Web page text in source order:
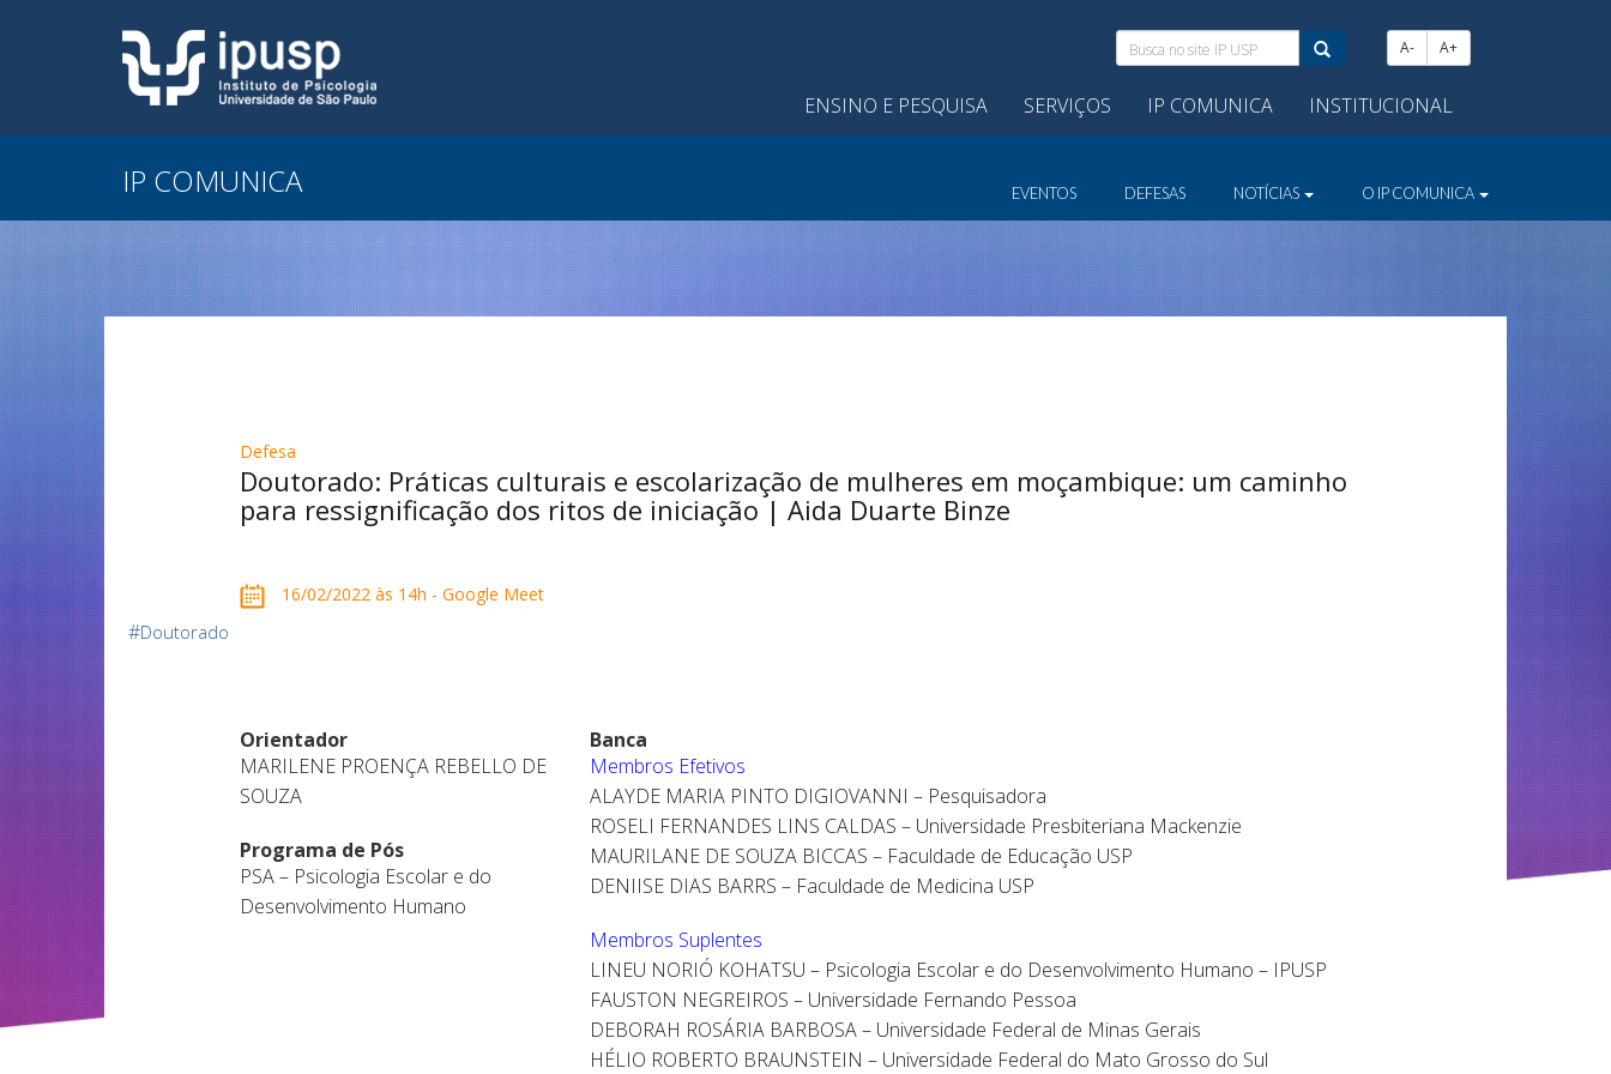
Busca
no
site
IP
A- A+
ENSINO E PESQUISA SERVIÇOS IP COMUNICA INSTITUCIONAL
IP COMUNICA EVENTOS DEFESAS NOTÍCIAS O IP COMUNICA
Defesa
Doutorado: Práticas culturais e escolarização de mulheres em moçambique: um caminho
para ressignificação dos ritos de iniciação | Aida Duarte Binze
16/02/2022 às 14h - Google Meet
#Doutorado
Orientador
MARILENE PROENÇA REBELLO DE
SOUZA
Programa de Pós
PSA – Psicologia Escolar e do
Desenvolvimento Humano
Banca
Membros Efetivos
ALAYDE MARIA PINTO DIGIOVANNI – Pesquisadora
ROSELI FERNANDES LINS CALDAS – Universidade Presbiteriana Mackenzie
MAURILANE DE SOUZA BICCAS – Faculdade de Educação USP
DENIISE DIAS BARRS – Faculdade de Medicina USP
Membros Suplentes
LINEU NORIÓ KOHATSU – Psicologia Escolar e do Desenvolvimento Humano – IPUSP
FAUSTON NEGREIROS – Universidade Fernando Pessoa
DEBORAH ROSÁRIA BARBOSA – Universidade Federal de Minas Gerais
HÉLIO ROBERTO BRAUNSTEIN – Universidade Federal do Mato Grosso do Sul